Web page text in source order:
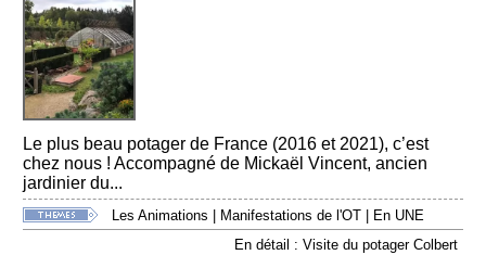
Le plus beau potager de France (2016 et 2021), c’est
chez nous ! Accompagné de Mickaël Vincent, ancien
jardinier du...
Les Animations Manifestations de l'OT
En UNE
En détail : Visite du potager Colbert